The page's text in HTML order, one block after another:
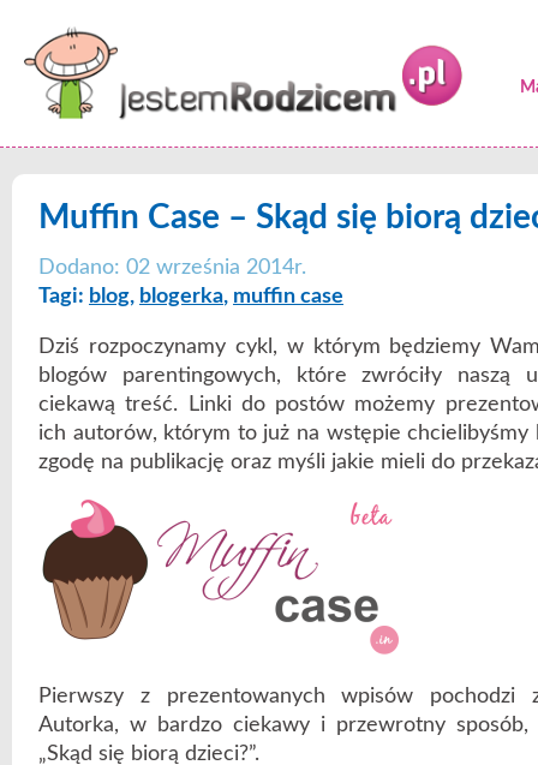
Muffin Case – Skąd się biorą
Dodano: 02 września 2014r.
Tagi: blog, blogerka, muffin case
Dziś rozpoczynamy cykl, w którym będziemy
blogów parentingowych, które zwróciły naszą
ciekawą treść. Linki do postów możemy
ich autorów, którym to już na wstępie chcielibyśmy
zgodę na publikację oraz myśli jakie mieli do
Pierwszy z prezentowanych wpisów
Autorka, w bardzo ciekawy i przewrotny sposób,
„Skąd się biorą dzieci?”.